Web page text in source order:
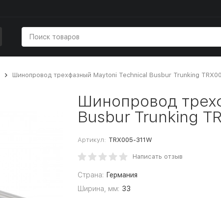
Шинопровод трехфазный Maytoni Technical Busbur Trunking
Шинопровод
Busbur Trunking
Артикул: TRX005-311W
Написать отзыв
Страна: Германия
Ширина, мм: 33